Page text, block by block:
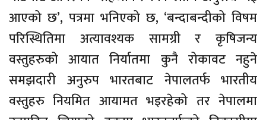
आएको छ’, पत्रमा भनिएको छ, ‘बन्दाबन्दीको विषम
परिस्थितिमा अत्यावश्यक सामग्री र कृषिजन्य
वस्तुहरुको आयात निर्यातमा कुनै रोकावट नहुने
समझदारी अनुरुप भारतबाट नेपालतर्फ भारतीय
वस्तुहरु नियमित आयामत भइरहेको तर नेपालमा